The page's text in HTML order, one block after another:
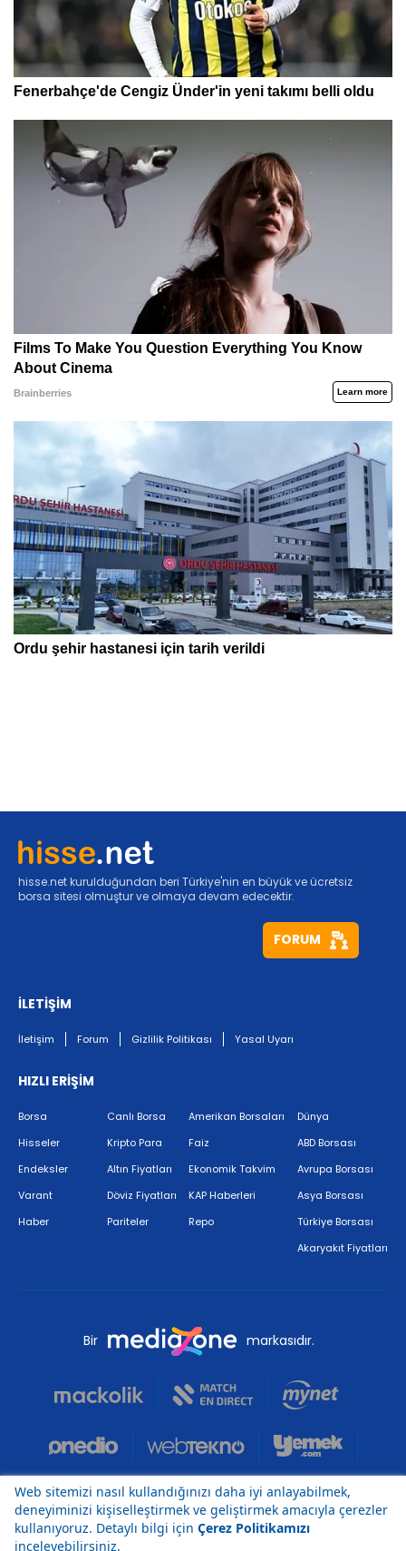
hisse.net kurulduğundan beri Türkiye'nin en büyük ve ücretsiz
borsa sitesi olmuştur ve olmaya devam edecektir.
FORUM
İLETİŞİM
İletişim Forum Gizlilik Politikası Yasal Uyarı
HIZLI ERİŞİM
Borsa
Hisseler
Endeksler
Varant
Haber
Canlı Borsa
Kripto Para
Altın Fiyatları
Döviz Fiyatları
Pariteler
Amerikan Borsaları
Faiz
Ekonomik Takvim
KAP Haberleri
Repo
Dünya
ABD Borsası
Avrupa Borsası
Asya Borsası
Türkiye Borsası
Akaryakıt Fiyatları
Bir markasıdır.